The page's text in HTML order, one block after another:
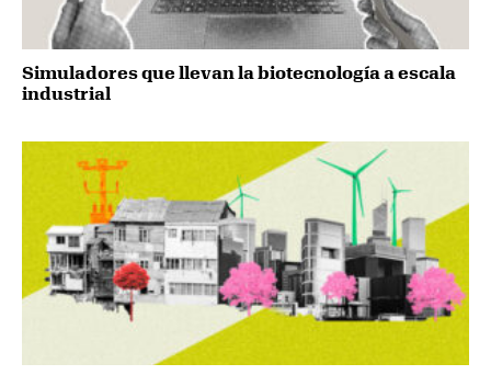
Simuladores que llevan la biotecnología a escala
industrial